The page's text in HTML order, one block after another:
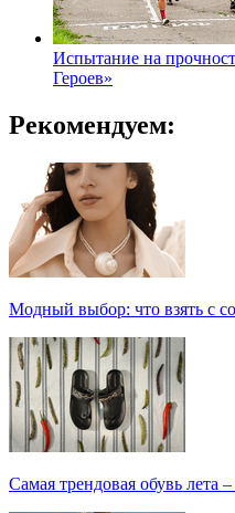
Испытание на
Героев»
Рекомендуем:
Модный выбор: что взять с
Самая трендовая обувь лета